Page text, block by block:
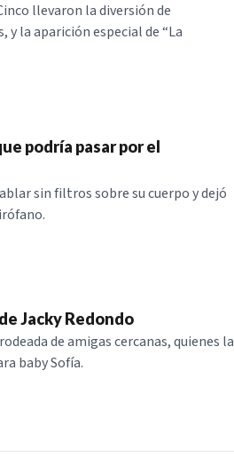
llevaron la diversión de
la aparición especial de “La
podría pasar por el
sin filtros sobre su cuerpo y dejó
Jacky Redondo
de amigas cercanas, quienes la
baby Sofía.